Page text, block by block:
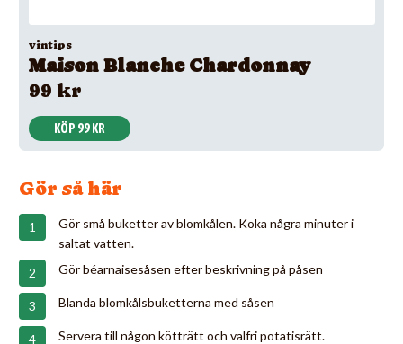
vintips
Maison Blanche Chardonnay
99 kr
KÖP 99 KR
Gör så här
Gör små buketter av blomkålen. Koka några minuter i
saltat vatten.
Gör béarnaisesåsen efter beskrivning på påsen
Blanda blomkålsbuketterna med såsen
Servera till någon kötträtt och valfri potatisrätt.